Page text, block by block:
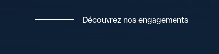
Découvrez nos engagements
votre